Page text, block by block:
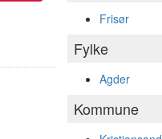
Frisør
Fylke
Agder
Kommune